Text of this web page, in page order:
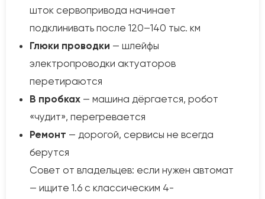
шток сервопривода начинает
подклинивать после 120–140 тыс. км
Глюки проводки — шлейфы
электропроводки актуаторов
перетираются
В пробках — машина дёргается, робот
«чудит», перегревается
Ремонт — дорогой, сервисы не всегда
берутся
Совет от владельцев: если нужен автомат
— ищите 1.6 с классическим 4-